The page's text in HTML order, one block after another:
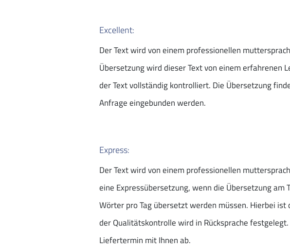
Excellent:
Der Text wird von einem professionellen
Übersetzung wird dieser Text von einem erfahrenen
der Text vollständig kontrolliert. Die Übersetzung
Anfrage eingebunden werden.
Express:
Der Text wird von einem professionellen
eine Expressübersetzung, wenn die Übersetzung
Wörter pro Tag übersetzt werden müssen. Hierbei
der Qualitätskontrolle wird in Rücksprache
Liefertermin mit Ihnen ab.